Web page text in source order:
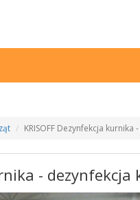
KRISOFF Dezynfekcja
-